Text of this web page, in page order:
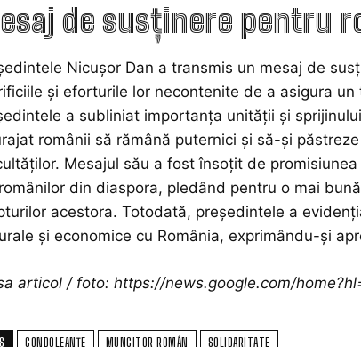
de susținere pentru
Nicușor Dan a transmis un mesaj de
și eforturile lor necontenite de a asigura
a subliniat importanța unității și
românii să rămână puternici și să-și
Mesajul său a fost însoțit de
din diaspora, pledând pentru o mai
acestora. Totodată, președintele a
și economice cu România, exprimându-și
articol / foto: https://news.google.com/
CONDOLEANȚE MUNCITOR ROMÂN SOLIDARITATE